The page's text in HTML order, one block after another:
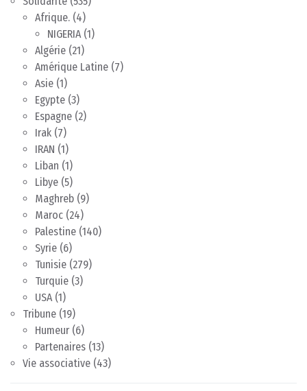
Afrique. (4)
NIGERIA(1)
Algérie (21)
Amérique Latine (7)
Asie (1)
Egypte (3)
Espagne (2)
Irak (7)
IRAN (1)
Liban (1)
Libye (5)
Maghreb (9)
Maroc (24)
Palestine (140)
Syrie (6)
Tunisie (279)
Turquie (3)
USA(1)
Tribune (19)
Humeur (6)
Partenaires (13)
Vie associative (43)